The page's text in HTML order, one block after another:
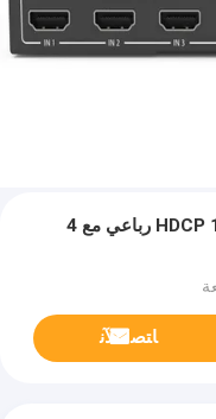
عارض متعدد HDMI أسود HDCP 1.4 4K 4 × 1 رباعي مع 4
ﺎﺘﺼﻟ ﺍﻶﻧ